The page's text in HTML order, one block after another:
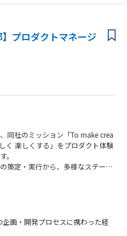
として、生成AIサービスやAIエー
って素早く試作し、現場からのフ
ことを重視します。
する
盤を開発します。小さなスクリプ
リケーション、外部サービスとの
で、課題に応じて幅広く対応し
が実際に使える状態まで伴走しま
善を重ねるところまで業務に含ま
ながら推進する
に関わる現場メンバーと連携し、
極めます。単発の依頼対応ではな
て優先度を判断し、継続的に改善
】プロダクトマネージ
同社のミッション「To make crea
く 楽しくする」をプロダクト体験
。
策定・実行から、多様なステーク
浸透施策まで、PdMとPMMの両
プの策定と優先順位付け
（プロダクト要件定義書）への
画・開発プロセスに携わった経